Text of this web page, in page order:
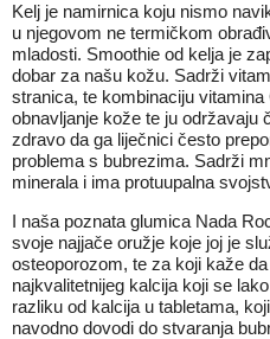
Kelj je namirnica koju nismo
u njegovom ne termičkom
mladosti. Smoothie od kelja je
dobar za našu kožu. Sadrži
stranica, te kombinaciju
obnavljanje kože te ju održavaju
zdravo da ga liječnici često
problema s bubrezima. Sadrži
minerala i ima protuupalna
I naša poznata glumica Nada
svoje najjače oružje koje joj je
osteoporozom, te za koji kaže
najkvalitetnijeg kalcija koji se
razliku od kalcija u tabletama,
navodno dovodi do stvaranja